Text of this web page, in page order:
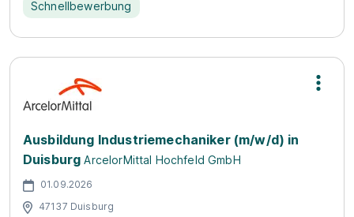
Schnellbewerbung
Ausbildung Industriemechaniker (m/w/d) in
Duisburg ArcelorMittal Hochfeld GmbH
01.09.2026
47137 Duisburg